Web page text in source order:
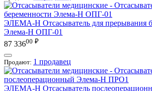
ЭЛЕМА-Н Отсасыватель для прерывания
Элема-Н ОПГ-01
87 33600 ₽
Продают: 1 продавец
ЭЛЕМА-Н Отсасыватель